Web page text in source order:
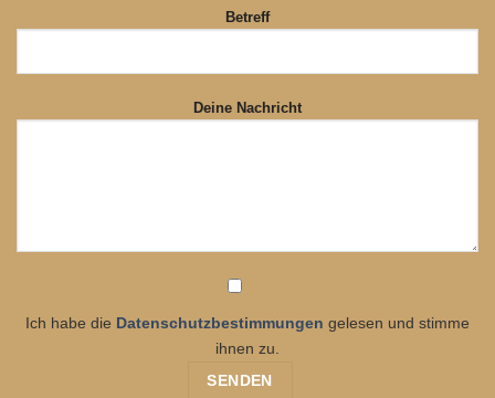
Betreff
Deine Nachricht
Ich habe die Datenschutzbestimmungen gelesen und stimme
ihnen zu.